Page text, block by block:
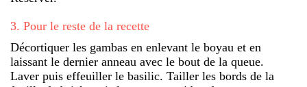
3. Pour le reste de la recette
Décortiquer les gambas en enlevant le boyau et en
laissant le dernier anneau avec le bout de la queue.
Laver puis effeuiller le basilic. Tailler les bords de la